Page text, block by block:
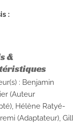
:
&
: Benjamin
(Auteur
Hélène Ratyé-
(Adaptateur),